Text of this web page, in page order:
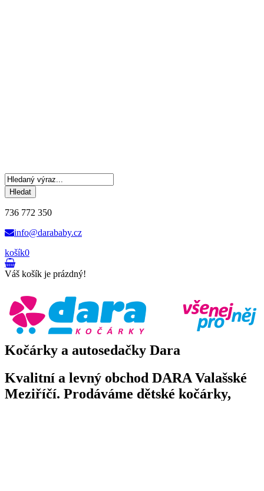
Hledat
736 772 350
info@darababy.cz
košík0
Váš košík je prázdný!
Kočárky a autosedačky Dara
Kvalitní a levný obchod DARA Valašské
Meziříčí. Prodáváme dětské kočárky,